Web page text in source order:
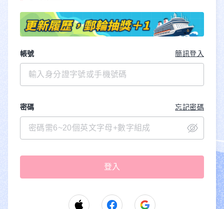
帳號 簡訊登入
密碼 忘記密碼